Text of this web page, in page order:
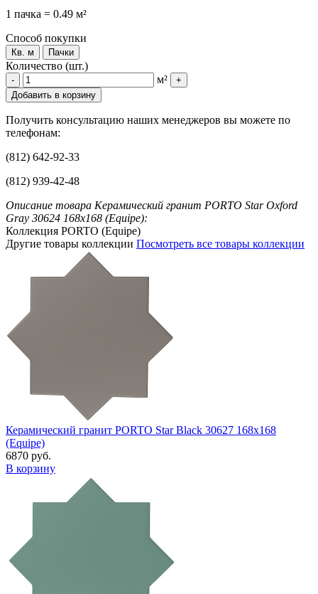
1 пачка = 0.49 м²
Способ покупки
Кв. м Пачки
Количество (шт.)
- м²
+
Добавить в корзину
Получить консультацию наших менеджеров вы можете по
телефонам:
(812) 642-92-33
(812) 939-42-48
Описание товара Керамический гранит PORTO Star Oxford
Gray 30624 168x168 (Equipe):
Коллекция PORTO (Equipe)
Другие товары коллекции Посмотреть все товары коллекции
Керамический гранит PORTO Star Black 30627 168x168
(Equipe)
6870 руб.
В корзину